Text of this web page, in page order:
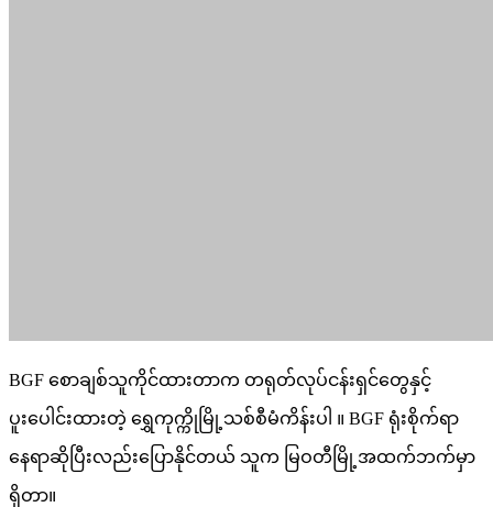
BGF စောချစ်သူကိုင်ထားတာက တရုတ်လုပ်ငန်းရှင်တွေနှင့်
ပူးပေါင်းထားတဲ့ ရွှေကုက္ကိုမြို့သစ်စီမံကိန်းပါ ။ BGF ရုံးစိုက်ရာ
နေရာဆိုပြီးလည်းပြောနိုင်တယ် သူက မြဝတီမြို့အထက်ဘက်မှာ
ရှိတာ။